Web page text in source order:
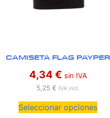
CAMISETA FLAG PAYPER
4,34 € sin IVA
5,25 € IVA incl.
Seleccionar opciones